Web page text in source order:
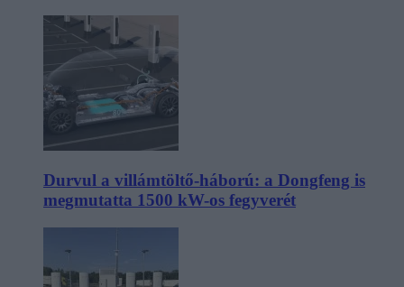
Durvul a villámtöltő-háború: a Dongfeng is
megmutatta 1500 kW-os fegyverét